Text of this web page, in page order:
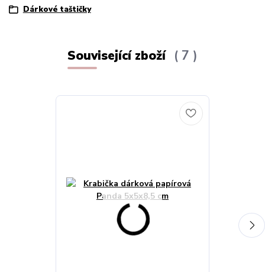
Dárkové taštičky
Související zboží 7